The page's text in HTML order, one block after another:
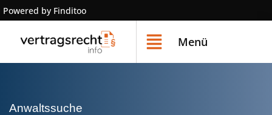
Powered by Finditoo
Menü
Anwaltssuche